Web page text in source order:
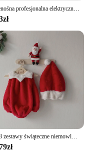
Przenośna profesjonalna elektryczna wiertarka do paznokci Narzędzia do manicure Zestaw wierteł do pedicure Rodzinny pilnik do paznokci Sprzęt do wiercenia paznokci
2023 zestawy świąteczne niemowlęce pluszowe ciepłe dziecięce pajacyki z czapką jesienną ubranka niemowlęce na zimę niemowlę pnącze śliczny dziecięcy kombinezon